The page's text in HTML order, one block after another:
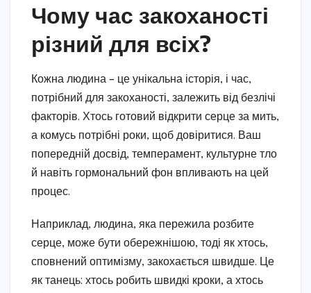
Чому час закоханості
різний для всіх?
Кожна людина – це унікальна історія, і час,
потрібний для закоханості, залежить від безлічі
факторів. Хтось готовий відкрити серце за мить,
а комусь потрібні роки, щоб довіритися. Ваш
попередній досвід, темперамент, культурне тло
й навіть гормональний фон впливають на цей
процес.
Наприклад, людина, яка пережила розбите
серце, може бути обережнішою, тоді як хтось,
сповнений оптимізму, закохається швидше. Це
як танець: хтось робить швидкі кроки, а хтось